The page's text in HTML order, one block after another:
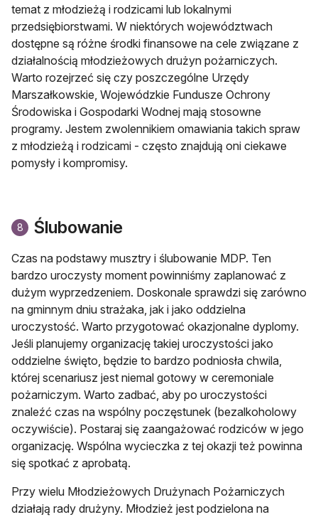
temat z młodzieżą i rodzicami lub lokalnymi
przedsiębiorstwami. W niektórych województwach
dostępne są różne środki finansowe na cele związane z
działalnością młodzieżowych drużyn pożarniczych.
Warto rozejrzeć się czy poszczególne Urzędy
Marszałkowskie, Wojewódzkie Fundusze Ochrony
Środowiska i Gospodarki Wodnej mają stosowne
programy. Jestem zwolennikiem omawiania takich spraw
z młodzieżą i rodzicami - często znajdują oni ciekawe
pomysły i kompromisy.
8 Ślubowanie
Czas na podstawy musztry i ślubowanie MDP. Ten
bardzo uroczysty moment powinniśmy zaplanować z
dużym wyprzedzeniem. Doskonale sprawdzi się zarówno
na gminnym dniu strażaka, jak i jako oddzielna
uroczystość. Warto przygotować okazjonalne dyplomy.
Jeśli planujemy organizację takiej uroczystości jako
oddzielne święto, będzie to bardzo podniosła chwila,
której scenariusz jest niemal gotowy w ceremoniale
pożarniczym. Warto zadbać, aby po uroczystości
znaleźć czas na wspólny poczęstunek (bezalkoholowy
oczywiście). Postaraj się zaangażować rodziców w jego
organizację. Wspólna wycieczka z tej okazji też powinna
się spotkać z aprobatą.
Przy wielu Młodzieżowych Drużynach Pożarniczych
działają rady drużyny. Młodzież jest podzielona na